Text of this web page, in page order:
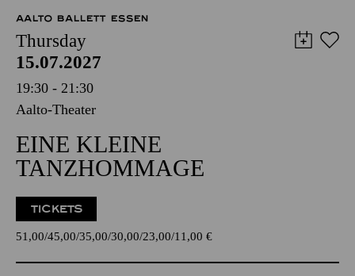
AALTO BALLETT ESSEN
Thursday
15.07.2027
19:30 - 21:30
Aalto-Theater
EINE KLEINE
TANZHOMMAGE
TICKETS
51,00 45,00 35,00 30,00 23,00 11,00 €